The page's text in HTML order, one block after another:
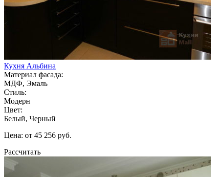
Кухня Альбина
Материал фасада:
МДФ, Эмаль
Стиль:
Модерн
Цвет:
Белый, Черный
Цена: от 45 256 руб.
Рассчитать